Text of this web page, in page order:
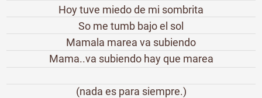
Hoy tuve miedo de mi sombrita
So me tumb bajo el sol
Mamala marea va subiendo
Mama..va subiendo hay que marea
(nada es para siempre.)